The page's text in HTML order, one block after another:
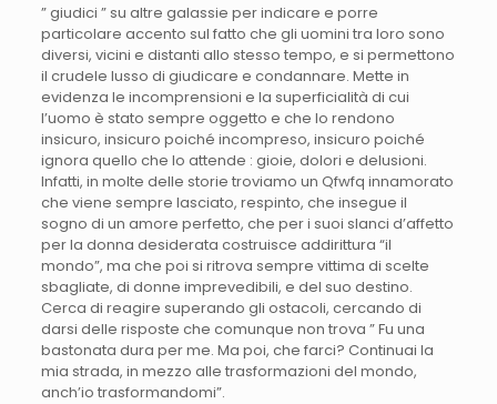
” giudici ” su altre galassie per indicare e porre
particolare accento sul fatto che gli uomini tra loro sono
diversi, vicini e distanti allo stesso tempo, e si permettono
il crudele lusso di giudicare e condannare. Mette in
evidenza le incomprensioni e la superficialità di cui
l’uomo è stato sempre oggetto e che lo rendono
insicuro, insicuro poiché incompreso, insicuro poiché
ignora quello che lo attende : gioie, dolori e delusioni.
Infatti, in molte delle storie troviamo un Qfwfq innamorato
che viene sempre lasciato, respinto, che insegue il
sogno di un amore perfetto, che per i suoi slanci d’affetto
per la donna desiderata costruisce addirittura “il
mondo”, ma che poi si ritrova sempre vittima di scelte
sbagliate, di donne imprevedibili, e del suo destino.
Cerca di reagire superando gli ostacoli, cercando di
darsi delle risposte che comunque non trova ” Fu una
bastonata dura per me. Ma poi, che farci? Continuai la
mia strada, in mezzo alle trasformazioni del mondo,
anch’io trasformandomi”.